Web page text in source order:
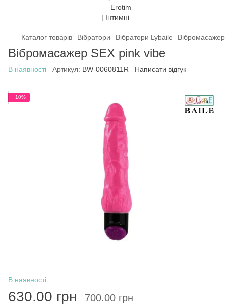
Каталог товарів Вібратори Вібратори Lybaile
Вібромасажер SEX pink vibe
В наявності Артикул: BW-0060811R Написати відгук
−10%
В наявності
630.00 грн 700.00 грн